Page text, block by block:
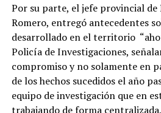
Por su parte, el jefe provincial
Romero, entregó antecedentes
desarrollado en el territorio
Policía de Investigaciones,
compromiso y no solamente en
de los hechos sucedidos el año
equipo de investigación que en
trabajando de forma